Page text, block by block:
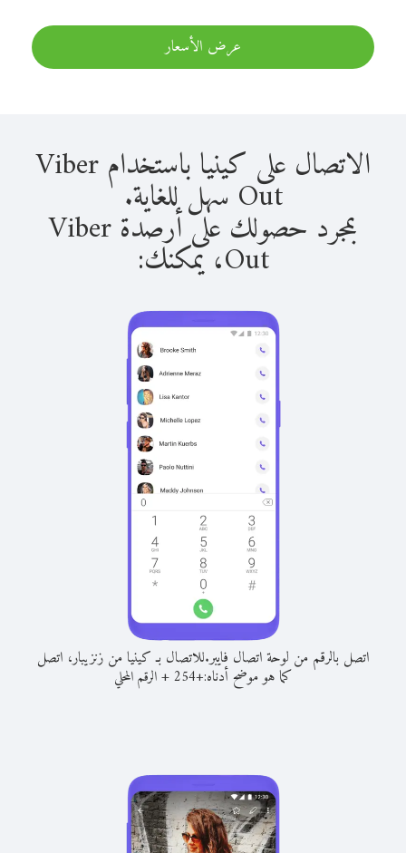
عرض الأسعار
الاتصال على كينيا باستخدام Viber
Out سهل للغاية.
بمجرد حصولك على أرصدة Viber
Out، يمكنك:
اتصل بالرقم من لوحة اتصال فايبر.للاتصال بـ كينيا من زنزيبار، اتصل
كما هو موضح أدناه:+
254
+الرقم المحلي